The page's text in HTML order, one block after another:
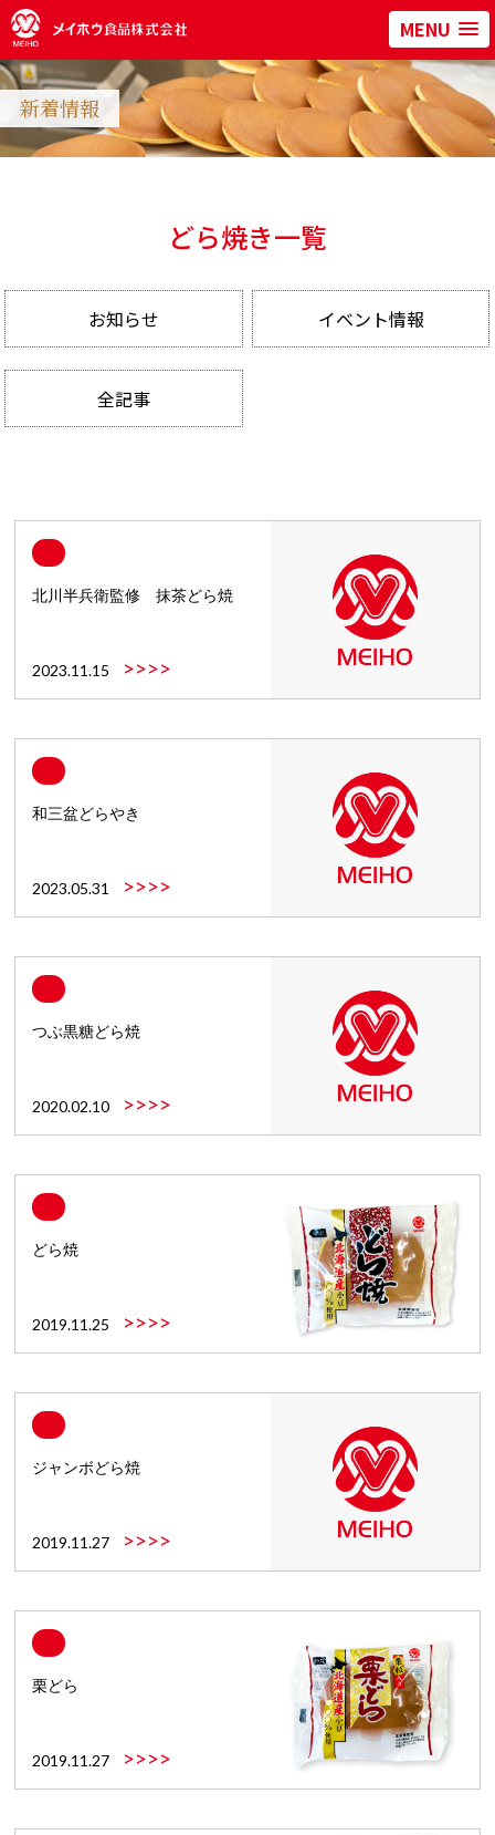
MENU
新着情報
どら焼き一覧
お知らせ イベント情報
全記事
北川半兵衛監修 抹茶どら焼
2023.11.15 >>>>
和三盆どらやき
2023.05.31 >>>>
つぶ黒糖どら焼
2020.02.10 >>>>
どら焼
2019.11.25 >>>>
ジャンボどら焼
2019.11.27 >>>>
栗どら
2019.11.27 >>>>